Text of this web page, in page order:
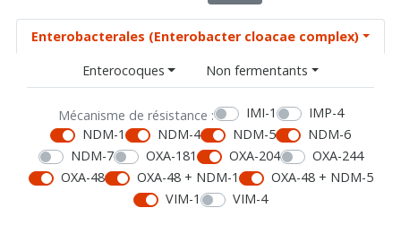
Enterobacterales (Enterobacter cloacae complex)
Enterocoques
Non fermentants
Mécanisme de résistance : IMI-1
IMP-4
NDM-1
NDM-4 NDM-5
NDM-6
NDM-7
OXA-181 OXA-204
OXA-244
OXA-48
OXA-48 + NDM-1
OXA-48 + NDM-5
VIM-1
VIM-4